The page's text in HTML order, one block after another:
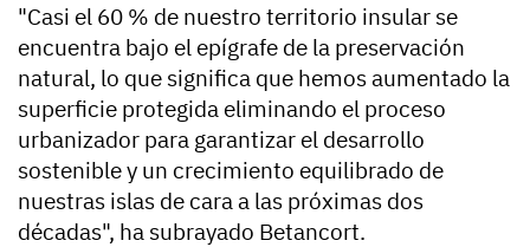
"Casi el 60 % de nuestro territorio insular se
encuentra bajo el epígrafe de la preservación
natural, lo que significa que hemos aumentado la
superficie protegida eliminando el proceso
urbanizador para garantizar el desarrollo
sostenible y un crecimiento equilibrado de
nuestras islas de cara a las próximas dos
décadas", ha subrayado Betancort.